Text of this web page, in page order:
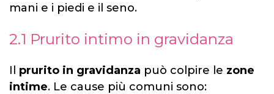
mani e i piedi e il seno.
2.1 Prurito intimo in gravidanza
Il prurito in gravidanza può colpire le zone
intime. Le cause più comuni sono: